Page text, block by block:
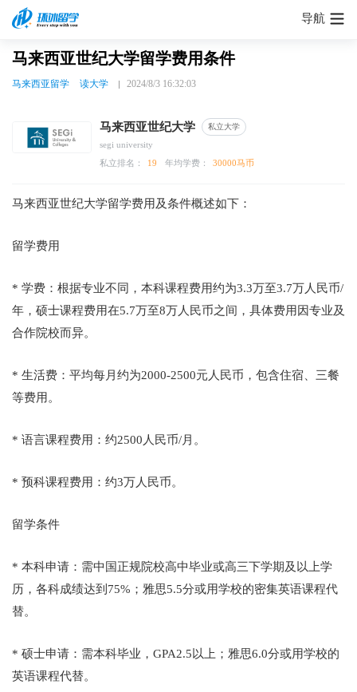
导航
马来西亚世纪大学留学费用条件
马来西亚留学 读大学 2024/8/3 16:32:03
马来西亚世纪大学 私立大学
segi university
私立排名：
19 年均学费： 30000马币
马来西亚世纪大学留学费用及条件概述如下：
留学费用
* 学费：根据专业不同，本科课程费用约为3.3万至3.7万人民币/
年，硕士课程费用在5.7万至8万人民币之间，具体费用因专业及
合作院校而异。
* 生活费：平均每月约为2000-2500元人民币，包含住宿、三餐
等费用。
* 语言课程费用：约2500人民币/月。
* 预科课程费用：约3万人民币。
留学条件
* 本科申请：需中国正规院校高中毕业或高三下学期及以上学
历，各科成绩达到75%；雅思5.5分或用学校的密集英语课程代
替。
* 硕士申请：需本科毕业，GPA2.5以上；雅思6.0分或用学校的
英语课程代替。